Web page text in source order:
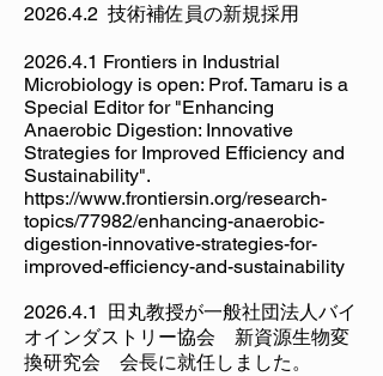
2026.4.2 技術補佐員の新規採用
2026.4.1 Frontiers in Industrial
Microbiology is open: Prof. Tamaru is a
Special Editor for "Enhancing
Anaerobic Digestion: Innovative
Strategies for Improved Efficiency and
Sustainability".
https://www.frontiersin.org/research-
topics/77982/enhancing-anaerobic-
digestion-innovative-strategies-for-
improved-efficiency-and-sustainability
2026.4.1 田丸教授が一般社団法人バイ
オインダストリー協会 新資源生物変
換研究会 会長に就任しました。